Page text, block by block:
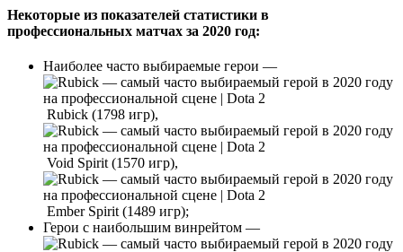
Некоторые из показателей статистики в
профессиональных матчах за 2020 год:
Наиболее часто выбираемые герои —
Rubick (1798 игр),
Void Spirit (1570 игр),
Ember Spirit (1489 игр);
Герои с наибольшим винрейтом —